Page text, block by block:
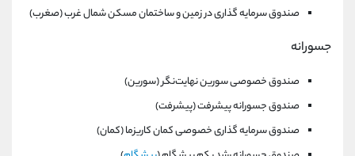
صندوق سرمایه گذاری در زمین و ساختمان مسکن شمال غرب (صغرب)
جسورانه
صندوق خصوصی سورین نهایت‌نگر (سورین)
صندوق جسورانه پیشرفت (پیشرفت)
صندوق سرمایه گذاری خصوصی کمان کاریزما (کمان)